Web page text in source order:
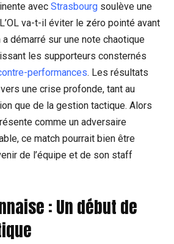
avec Strasbourg soulève une
va-t-il éviter le zéro pointé avant
démarré sur une note chaotique
les supporteurs consternés
performances. Les résultats
une crise profonde, tant au
que de la gestion tactique. Alors
comme un adversaire
ce match pourrait bien être
de l’équipe et de son staff
: Undébut de